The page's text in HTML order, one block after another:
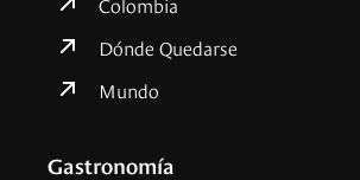
Dónde Quedarse
Mundo
Gastronomía